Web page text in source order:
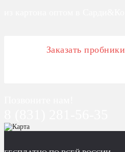
Заказать пробники